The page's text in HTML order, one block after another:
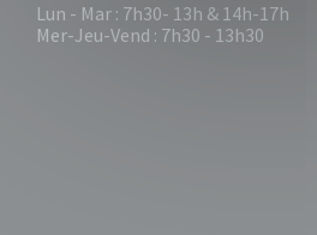
Lun - Mar : 7h30- 13h & 14h-17h
Mer-Jeu-Vend : 7h30 - 13h30